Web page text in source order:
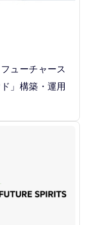
ューチャース
」構築・運用